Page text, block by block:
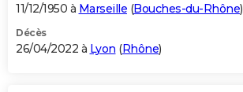
11/12/1950 à Marseille (Bouches-du-Rhône)
Décès
26/04/2022 à Lyon (Rhône)